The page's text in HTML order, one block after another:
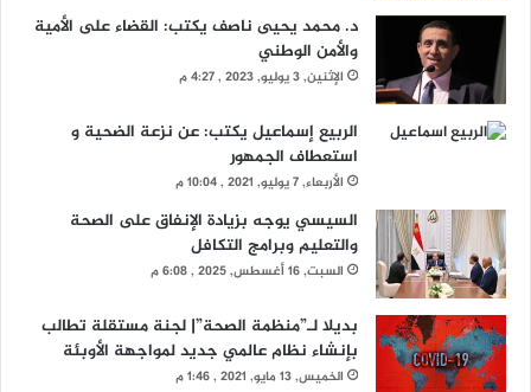
د. محمد يحيى ناصف يكتب: القضاء على الأمية
والأمن الوطني
الإثنين, 3 يوليو, 2023 , 4:27 م
الربيع إسماعيل يكتب: عن نزعة الضحية و
استعطاف الجمهور
الأربعاء, 7 يوليو, 2021 , 10:04 م
السيسي يوجه بزيادة الإنفاق على الصحة
والتعليم وبرامج التكافل
السبت, 16 أغسطس, 2025 , 6:08 م
بديلا لـ”منظمة الصحة”| لجنة مستقلة تطالب
بإنشاء نظام عالمي جديد لمواجهة الأوبئة
الخميس, 13 مايو, 2021 , 1:46 م